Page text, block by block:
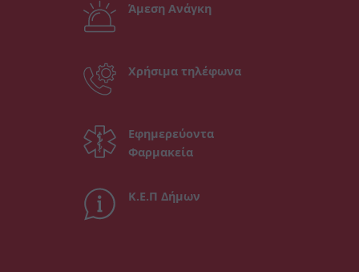
Άμεση Ανάγκη
Χρήσιμα τηλέφωνα
Εφημερεύοντα
Φαρμακεία
Κ.Ε.Π Δήμων